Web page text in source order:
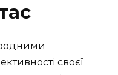
своєї